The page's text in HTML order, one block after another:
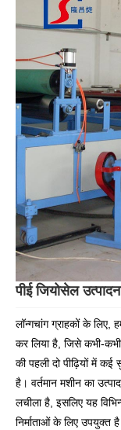
पीई जियोसेल
लॉन्गचांग ग्राहकों के लिए,
कर लिया है, जिसे कभी-
की पहली दो पीढ़ियों में कई
है। वर्तमान मशीन का
लचीला है, इसलिए यह
निर्माताओं के लिए उपयुक्त